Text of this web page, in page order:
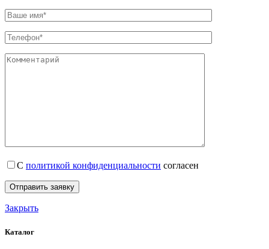
С политикой конфиденциальности согласен
Закрыть
Каталог